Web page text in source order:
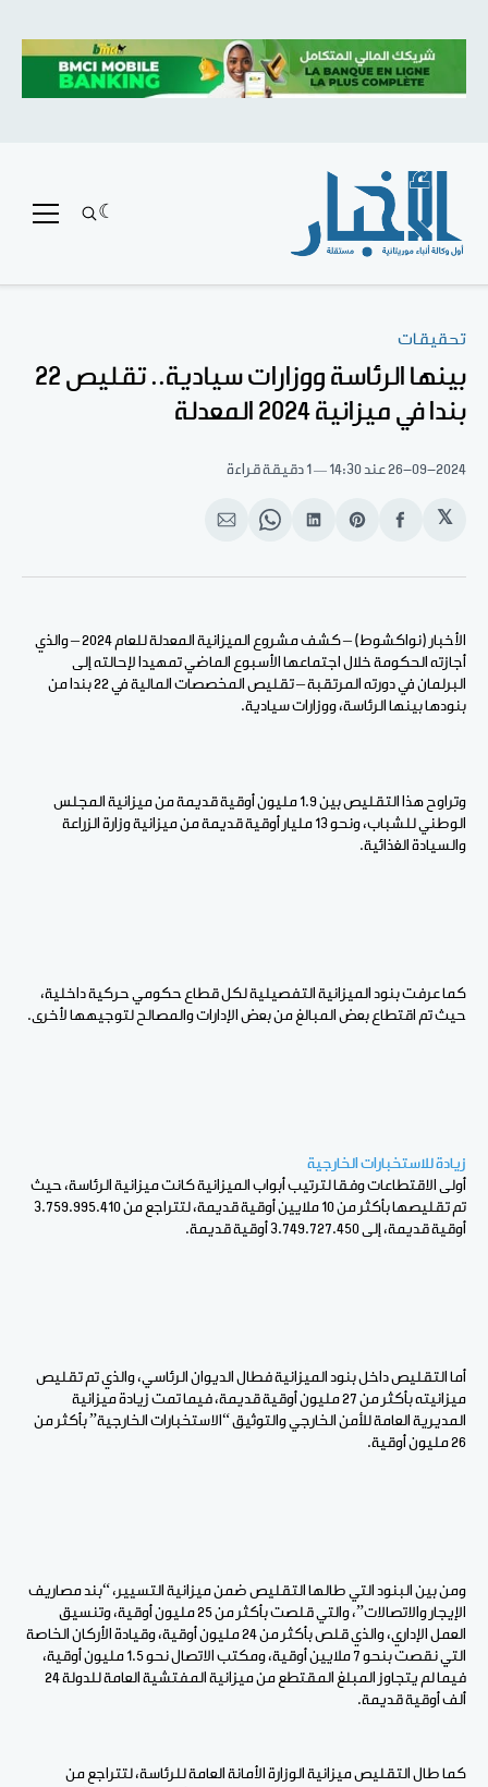
تحقيقات
بينها الرئاسة ووزارات سيادية.. تقليص 22
بندا في ميزانية 2024 المعدلة
26-09-2024عند 14:30 1 دقيقة قراءة
𝕏
انشر
الفيسبوك
Share
Pinterest
انشر
لينكد
Share
WhatsApp
انشر
الإيميل
الأخبار (نواكشوط) – كشف مشروع الميزانية المعدلة للعام 2024 – والذي
أجازته الحكومة خلال اجتماعها الأسبوع الماضي تمهيدا لإحالته إلى
البرلمان في دورته المرتقبة – تقليص المخصصات المالية في 22 بندا من
بنودها بينها الرئاسة، ووزارات سيادية.
وتراوح هذا التقليص بين 1.9 مليون أوقية قديمة من ميزانية المجلس
الوطني للشباب، ونحو 13 مليار أوقية قديمة من ميزانية وزارة الزراعة
والسيادة الغذائية.
كما عرفت بنود الميزانية التفصيلية لكل قطاع حكومي حركية داخلية،
حيث تم اقتطاع بعض المبالغ من بعض الإدارات والمصالح لتوجيهها لأخرى.
زيادة للاستخبارات الخارجية
أولى الاقتطاعات وفقا لترتيب أبواب الميزانية كانت ميزانية الرئاسة، حيث
تم تقليصها بأكثر من 10 ملايين أوقية قديمة، لتتراجع من 3.759.995.410
أوقية قديمة، إلى 3.749.727.450 أوقية قديمة.
أما التقليص داخل بنود الميزانية فطال الديوان الرئاسي، والذي تم تقليص
ميزانيته بأكثر من 27 مليون أوقية قديمة، فيما تمت زيادة ميزانية
المديرية العامة للأمن الخارجي والتوثيق “الاستخبارات الخارجية” بأكثر من
26 مليون أوقية.
ومن بين البنود التي طالها التقليص ضمن ميزانية التسيير، “بند مصاريف
الإيجار والاتصالات”، والتي قلصت بأكثر من 25 مليون أوقية، وتنسيق
العمل الإداري، والذي قلص بأكثر من 24 مليون أوقية، وقيادة الأركان الخاصة
التي نقصت بنحو 7 ملايين أوقية، ومكتب الاتصال نحو 1.5 مليون أوقية،
فيما لم يتجاوز المبلغ المقتطع من ميزانية المفتشية العامة للدولة 24
ألف أوقية قديمة.
كما طال التقليص ميزانية الوزارة الأمانة العامة للرئاسة، لتتراجع من